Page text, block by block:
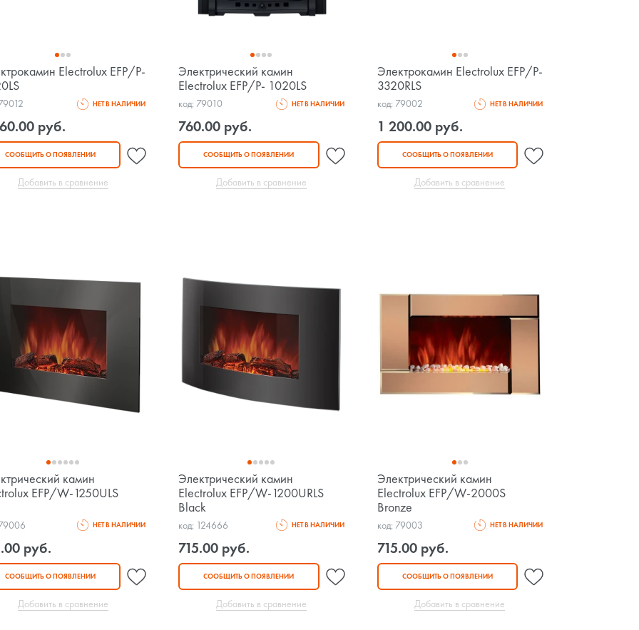
Electrolux EFP/P-
НЕТ В НАЛИЧИИ
руб.
СООБЩИТЬ О ПОЯВЛЕНИИ
Добавить в сравнение
Электрический камин
Electrolux EFP/P- 1020LS
код: 79010 НЕТ В НАЛИЧИИ
760.00 руб.
СООБЩИТЬ О ПОЯВЛЕНИИ
Добавить в сравнение
Электрокамин Electrolux EFP/P-
3320RLS
код: 79002 НЕТ В НАЛИЧИИ
1 200.00 руб.
СООБЩИТЬ О ПОЯВЛЕНИИ
Добавить в сравнение
камин
EFP/W-1250ULS
НЕТ В НАЛИЧИИ
руб.
СООБЩИТЬ О ПОЯВЛЕНИИ
Добавить в сравнение
Электрический камин
Electrolux EFP/W-1200URLS
Black
код: 124666 НЕТ В НАЛИЧИИ
715.00 руб.
СООБЩИТЬ О ПОЯВЛЕНИИ
Добавить в сравнение
Электрический камин
Electrolux EFP/W-2000S
Bronze
код: 79003 НЕТ В НАЛИЧИИ
715.00 руб.
СООБЩИТЬ О ПОЯВЛЕНИИ
Добавить в сравнение